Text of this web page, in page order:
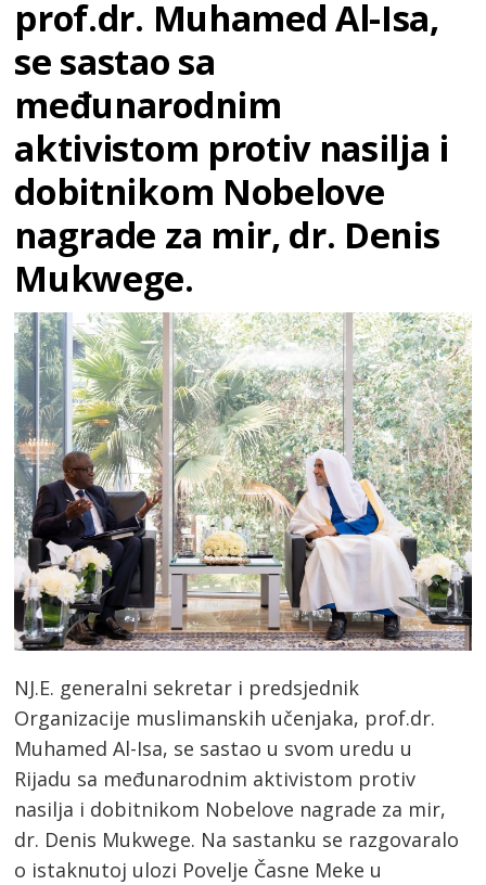
prof.dr. Muhamed Al-Isa,
se sastao sa
međunarodnim
aktivistom protiv nasilja i
dobitnikom Nobelove
nagrade za mir, dr. Denis
Mukwege.
NJ.E. generalni sekretar i predsjednik
Organizacije muslimanskih učenjaka, prof.dr.
Muhamed Al-Isa, se sastao u svom uredu u
Rijadu sa međunarodnim aktivistom protiv
nasilja i dobitnikom Nobelove nagrade za mir,
dr. Denis Mukwege. Na sastanku se razgovaralo
o istaknutoj ulozi Povelje Časne Meke u